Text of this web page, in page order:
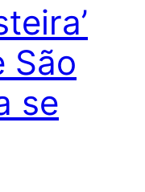
São
se